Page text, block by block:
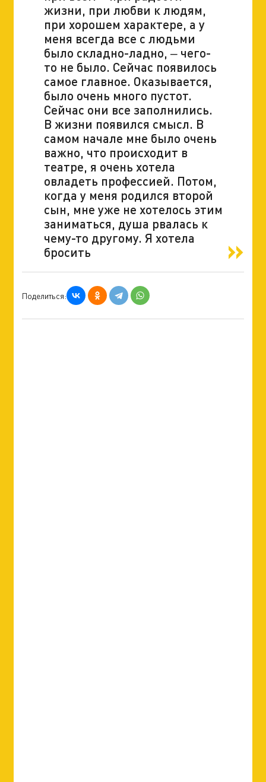
жизни, при любви к людям,
при хорошем характере, а у
меня всегда все с людьми
было складно-ладно, ‒ чего-
то не было. Сейчас появилось
самое главное. Оказывается,
было очень много пустот.
Сейчас они все заполнились.
В жизни появился смысл. В
самом начале мне было очень
важно, что происходит в
театре, я очень хотела
овладеть профессией. Потом,
когда у меня родился второй
сын, мне уже не хотелось этим
заниматься, душа рвалась к
чему-то другому. Я хотела
бросить
Поделиться: